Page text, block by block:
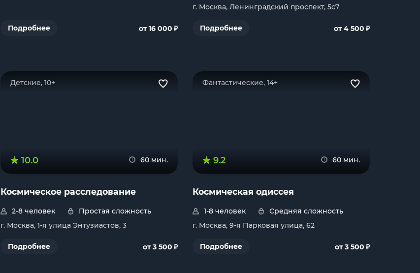
Подробнее от 16 000 ₽
г. Москва, Ленинградский проспект, 5с7
Подробнее от 4 500 ₽
Детские, 10+
10.0 60 мин.
Космическое расследование
2-8 человек
Простая сложность
г. Москва, 1-я улица Энтузиастов, 3
Подробнее от 3 500 ₽
Фантастические, 14+
9.2 60 мин.
Космическая одиссея
1-8 человек
Средняя сложность
г. Москва, 9-я Парковая улица, 62
Подробнее от 3 500 ₽